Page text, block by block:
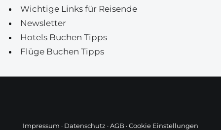
Wichtige Links für Reisende
Newsletter
Hotels Buchen Tipps
Flüge Buchen Tipps
Impressum · Datenschutz ·AGB ·Cookie Einstellungen